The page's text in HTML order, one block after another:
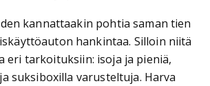
kannattaakin pohtia saman tien
hankintaa. Silloin niitä
eri tarkoituksiin: isoja ja pieniä,
suksiboxilla varusteltuja. Harva